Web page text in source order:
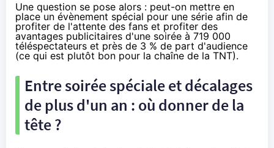
Une question se pose alors : peut-on mettre en
place un évènement spécial pour une série afin de
profiter de l'attente des fans et profiter des
avantages publicitaires d'une soirée à 719 000
téléspectateurs et près de 3 % de part d'audience
(ce qui est plutôt bon pour la chaîne de la TNT).
Entre soirée spéciale et décalages
de plus d'un an : où donner de la
tête ?